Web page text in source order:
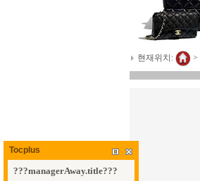
현재위치: >
Tocplus